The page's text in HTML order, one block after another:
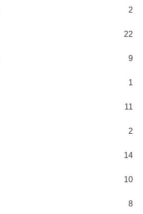
2
22
9
1
11
2
14
10
8